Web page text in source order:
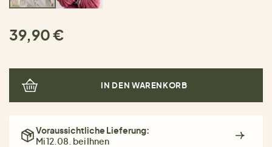
39,90 €
IN DEN WARENKORB
Voraussichtliche Lieferung:
Mi 12.08. bei Ihnen